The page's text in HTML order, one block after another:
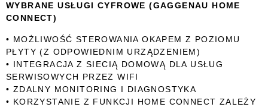
WYBRANE USŁUGI CYFROWE (GAGGENAU HOME
CONNECT)
• MOŻLIWOŚĆ STEROWANIA OKAPEM Z POZIOMU
PŁYTY (Z ODPOWIEDNIM URZĄDZENIEM)
• INTEGRACJA Z SIECIĄ DOMOWĄ DLA USŁUG
SERWISOWYCH PRZEZ WIFI
• ZDALNY MONITORING I DIAGNOSTYKA
• KORZYSTANIE Z FUNKCJI HOME CONNECT ZALEŻY